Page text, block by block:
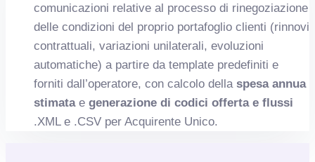
comunicazioni relative al processo di rinegoziazione
delle condizioni del proprio portafoglio clienti (rinnovi
contrattuali, variazioni unilaterali, evoluzioni
automatiche) a partire da template predefiniti e
forniti dall’operatore, con calcolo della spesa annua
stimata e generazione di codici offerta e flussi
.XML e .CSV per Acquirente Unico.